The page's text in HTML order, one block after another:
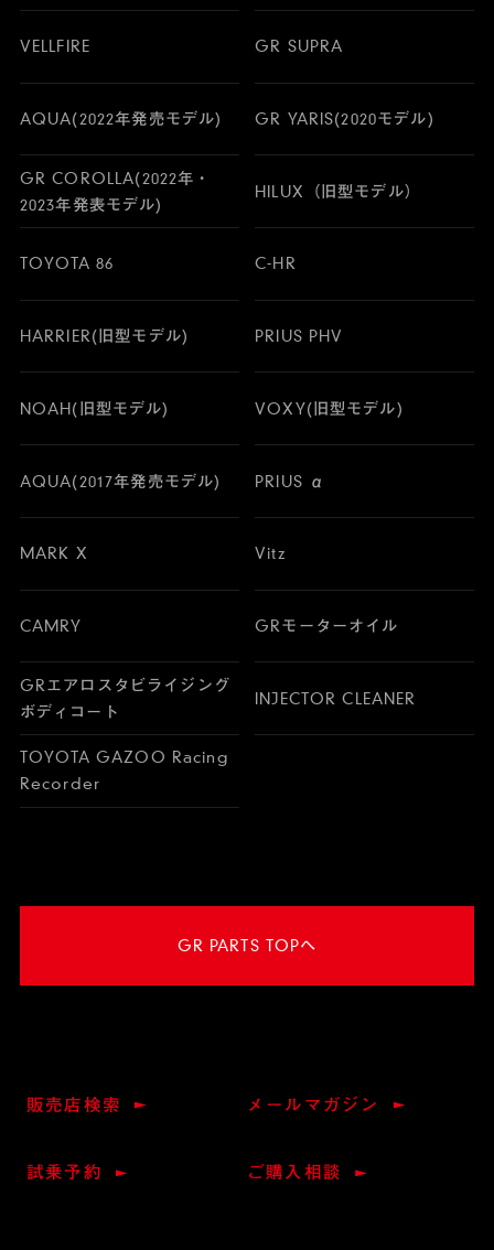
VELLFIRE GR SUPRA
AQUA(2022年発売モデル) GR YARIS(2020モデル)
GR COROLLA(2022年・
2023年発表モデル)
HILUX（旧型モデル）
TOYOTA 86 C-HR
HARRIER(旧型モデル) PRIUS PHV
NOAH(旧型モデル) VOXY(旧型モデル)
AQUA(2017年発売モデル) PRIUS α
MARK X Vitz
CAMRY GRモーターオイル
GRエアロスタビライジング
ボディコート
INJECTOR CLEANER
TOYOTA GAZOO Racing
Recorder
GR PARTS TOPへ
販売店検索 メールマガジン
試乗予約 ご購入相談